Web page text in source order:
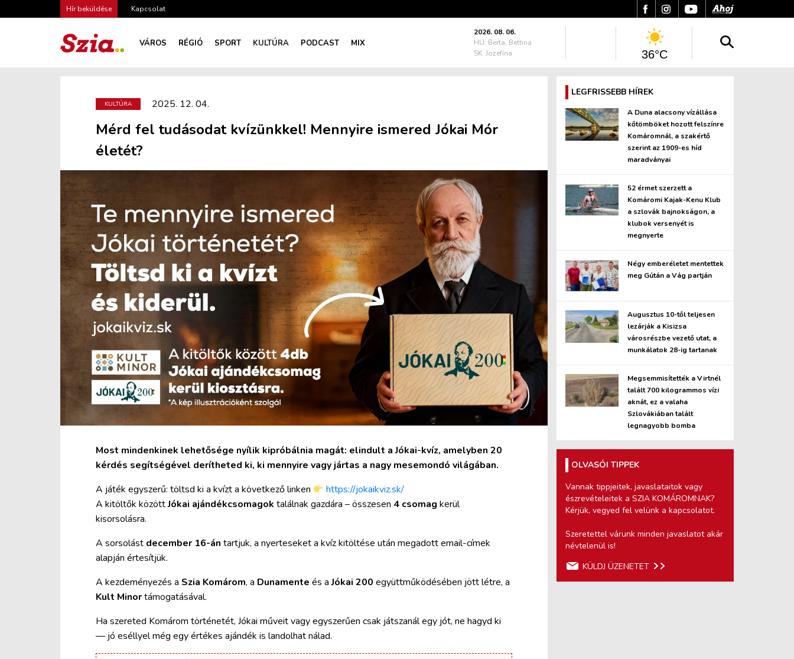
Hír beküldése Kapcsolat
VÁROS RÉGIÓ SPORT KULTÚRA PODCAST MIX
2026. 08. 06.
HU: Berta, Bettina
SK: Jozefína
36°C
KULTÚRA 2025. 12. 04.
Mérd fel tudásodat kvízünkkel! Mennyire ismered Jókai Mór
életét?
Most mindenkinek lehetősége nyílik kipróbálnia magát: elindult a Jókai-kvíz, amelyben 20
kérdés segítségével derítheted ki, ki mennyire vagy jártas a nagy mesemondó világában.
A játék egyszerű: töltsd ki a kvízt a következő linken
https://jokaikviz.sk/
A kitöltők közöttJókai ajándékcsomagok találnak gazdára – összesen 4 csomag kerül
kisorsolásra.
A sorsolást december 16-án tartjuk, a nyerteseket a kvíz kitöltése után megadott email-címek
alapján értesítjük.
A kezdeményezés a Szia Komárom, a Dunamente és aJókai 200 együttműködésében jött létre, a
Kult Minortámogatásával.
Ha szereted Komárom történetét, Jókai műveit vagy egyszerűen csak játszanál egy jót, ne hagyd ki
— jó eséllyel még egy értékes ajándék is landolhat nálad.
LEGFRISSEBB HÍREK
A Duna alacsony vízállása
kőtömböket hozott felszínre
Komáromnál, a szakértő
szerint az 1909-es híd
maradványai
52 érmet szerzett a
Komáromi Kajak-Kenu Klub
a szlovák bajnokságon, a
klubok versenyét is
megnyerte
Négy emberéletet mentettek
meg Gútán a Vág partján
Augusztus 10-től teljesen
lezárják a Kisizsa
városrészbe vezető utat, a
munkálatok 28-ig tartanak
Megsemmisítették a Virtnél
talált 700 kilogrammos vízi
aknát, ez a valaha
Szlovákiában talált
legnagyobb bomba
OLVASÓI TIPPEK
Vannak tippjeitek, javaslataitok vagy
észrevételeitek a SZIA KOMÁROMNAK?
Kérjük, vegyed fel velünk a kapcsolatot.
Szeretettel várunk minden javaslatot akár
névtelenül is!
KÜLDJ ÜZENETET